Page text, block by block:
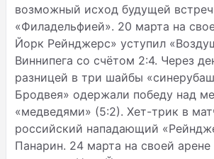
возможный исход будущей
«Филадельфией». 20 марта на
Йорк Рейнджерс» уступил
Виннипега со счётом 2:4. Через
разницей в три шайбы
Бродвея» одержали победу над
«медведями» (5:2). Хет-трик в
российский нападающий
Панарин. 24 марта на своей арене